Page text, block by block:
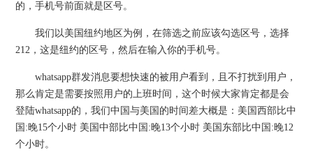
的，手机号前面就是区号。
我们以美国纽约地区为例，在筛选之前应该勾选区号，选择
212，这是纽约的区号，然后在输入你的手机号。
whatsapp群发消息要想快速的被用户看到，且不打扰到用户，
那么肯定是需要按照用户的上班时间，这个时候大家肯定都是会
登陆whatsapp的，我们中国与美国的时间差大概是：美国西部比中
国:晚15个小时 美国中部比中国:晚13个小时 美国东部比中国:晚12
个小时。